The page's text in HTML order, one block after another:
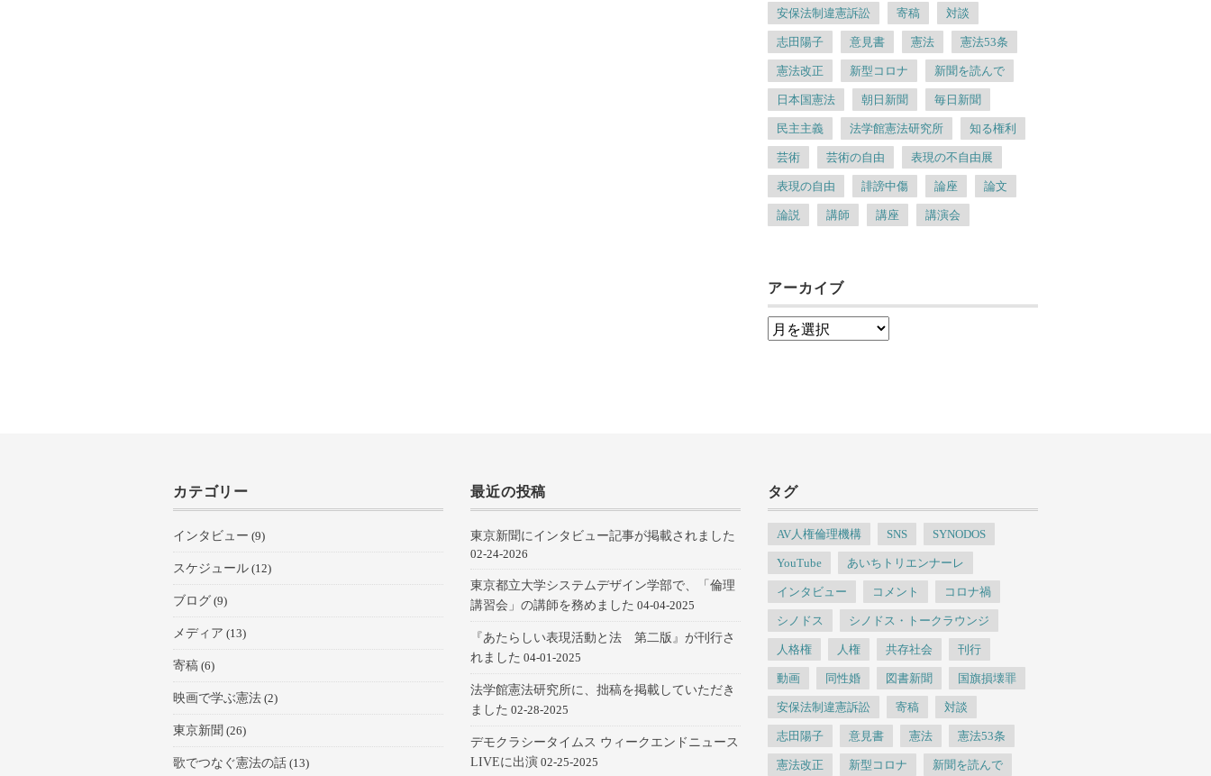
安保法制違憲訴訟 寄稿 対談
志田陽子 意見書 憲法 憲法53条
憲法改正 新型コロナ 新聞を読んで
日本国憲法 朝日新聞 毎日新聞
民主主義 法学館憲法研究所 知る権利
芸術 芸術の自由 表現の不自由展
表現の自由 誹謗中傷 論座 論文
論説 講師 講座 講演会
アーカイブ
ア
カテゴリー
インタビュー (9)
スケジュール (12)
ブログ (9)
メディア (13)
寄稿 (6)
映画で学ぶ憲法 (2)
東京新聞 (26)
歌でつなぐ憲法の話 (13)
最近の投稿
東京新聞にインタビュー記事が掲載されました
02-24-2026
東京都立大学システムデザイン学部で、「倫理
講習会」の講師を務めました 04-04-2025
『あたらしい表現活動と法 第二版』が刊行さ
れました 04-01-2025
法学館憲法研究所に、拙稿を掲載していただき
ました 02-28-2025
デモクラシータイムス ウィークエンドニュース
LIVEに出演 02-25-2025
タグ
AV人権倫理機構 SNS SYNODOS
YouTube あいちトリエンナーレ
インタビュー コメント コロナ禍
シノドス シノドス・トークラウンジ
人格権 人権 共存社会 刊行
動画 同性婚 図書新聞 国旗損壊罪
安保法制違憲訴訟 寄稿 対談
志田陽子 意見書 憲法 憲法53条
憲法改正 新型コロナ 新聞を読んで